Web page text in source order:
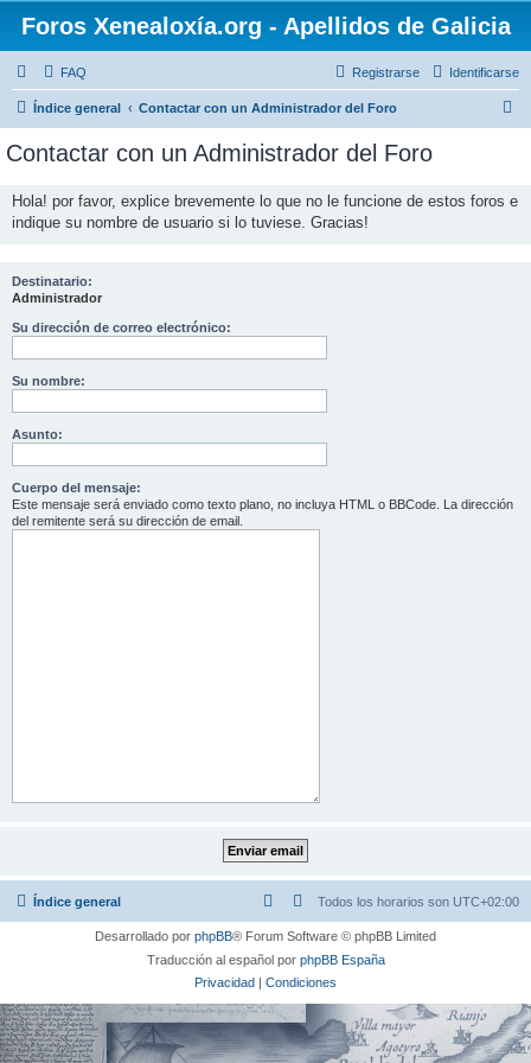
Foros Xenealoxía.org - Apellidos de Galicia
FAQ Identificarse
Registrarse
Índice general Contactar con un Administrador del Foro
Contactar con un Administrador del Foro
Hola! por favor, explice brevemente lo que no le funcione de estos foros e
indique su nombre de usuario si lo tuviese. Gracias!
Destinatario:
Administrador
Su dirección de correo electrónico:
Su nombre:
Asunto:
Cuerpo del mensaje:
Este mensaje será enviado como texto plano, no incluya HTML o BBCode. La dirección
del remitente será su dirección de email.
Índice general Todos los horarios son UTC+02:00
Desarrollado por phpBB® Forum Software © phpBB Limited
Traducción al español por phpBB España
Privacidad | Condiciones